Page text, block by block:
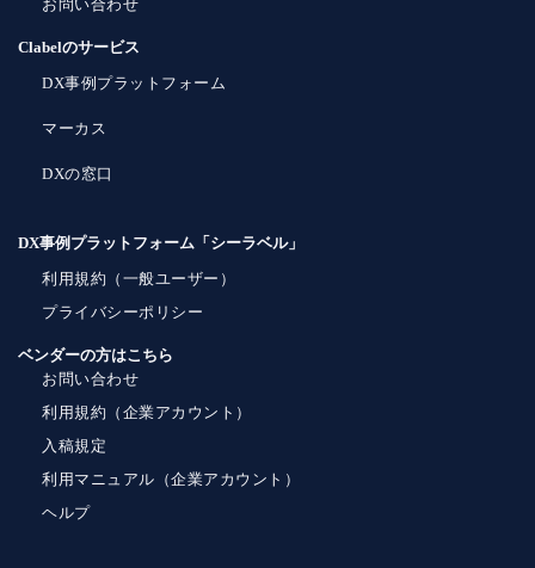
お問い合わせ
Clabelのサービス
DX事例プラットフォーム
マーカス
DXの窓口
DX事例プラットフォーム「シーラベル」
利用規約（一般ユーザー）
プライバシーポリシー
ベンダーの方はこちら
お問い合わせ
利用規約（企業アカウント）
入稿規定
利用マニュアル（企業アカウント）
ヘルプ